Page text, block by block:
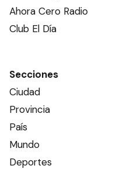
Ahora Cero Radio
Club El Día
Secciones
Ciudad
Provincia
País
Mundo
Deportes